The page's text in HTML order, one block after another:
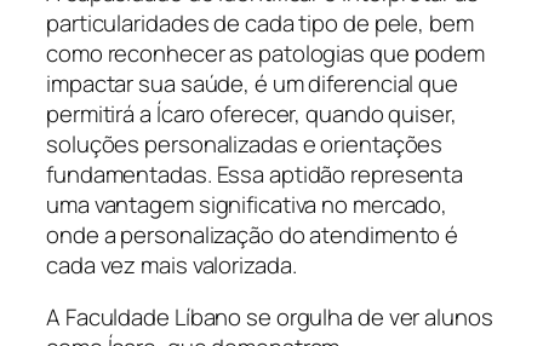
particularidades de cada tipo de pele, bem
como reconhecer as patologias que podem
impactar sua saúde, é um diferencial que
permitirá a Ícaro oferecer, quando quiser,
soluções personalizadas e orientações
fundamentadas. Essa aptidão representa
uma vantagem significativa no mercado,
onde a personalização do atendimento é
cada vez mais valorizada.
A Faculdade Líbano se orgulha de ver alunos